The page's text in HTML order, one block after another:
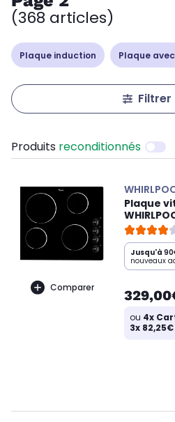
(368 articles)
Plaque induction Plaque
Filtrer
Produits reconditionnés
Comparer
Plaque
Jusqu'à
nouveaux
ou 4x
3x 82,25€